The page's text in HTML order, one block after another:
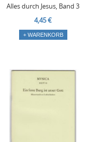
Alles durch Jesus, Band 3
4,45 €
+ WARENKORB